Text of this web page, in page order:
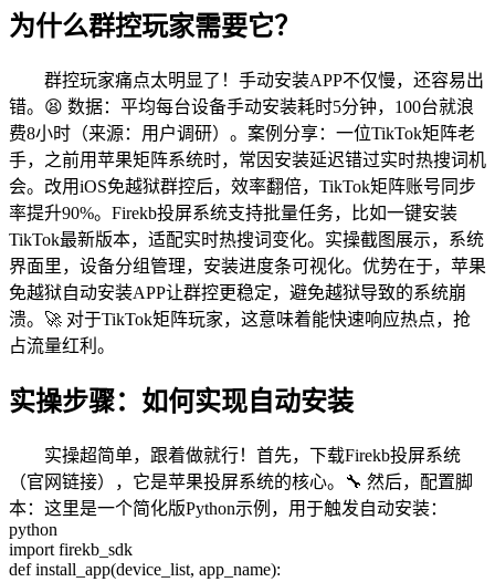
为什么群控玩家需要它？
群控玩家痛点太明显了！手动安装APP不仅慢，还容易出
错。😫 数据：平均每台设备手动安装耗时5分钟，100台就浪
费8小时（来源：用户调研）。案例分享：一位TikTok矩阵老
手，之前用苹果矩阵系统时，常因安装延迟错过实时热搜词机
会。改用iOS免越狱群控后，效率翻倍，TikTok矩阵账号同步
率提升90%。Firekb投屏系统支持批量任务，比如一键安装
TikTok最新版本，适配实时热搜词变化。实操截图展示，系统
界面里，设备分组管理，安装进度条可视化。优势在于，苹果
免越狱自动安装APP让群控更稳定，避免越狱导致的系统崩
溃。🚀 对于TikTok矩阵玩家，这意味着能快速响应热点，抢
占流量红利。
实操步骤：如何实现自动安装
实操超简单，跟着做就行！首先，下载Firekb投屏系统
（官网链接），它是苹果投屏系统的核心。🔧 然后，配置脚
本：这里是一个简化版Python示例，用于触发自动安装：
python
import firekb_sdk
def install_app(device_list, app_name):